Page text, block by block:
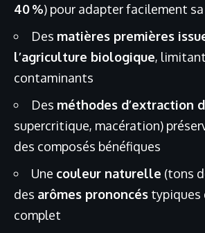
40 %) pour adapter facilement
Des matières premières
l’agriculture biologique,
contaminants
Des méthodes d’extraction
supercritique, macération)
des composés bénéfiques
Une couleur naturelle (tons
des arômes prononcés typiques
complet